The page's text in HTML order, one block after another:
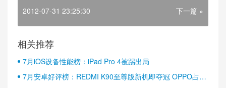
2012-07-31 23:25:30 下一篇 »
相关推荐
7月iOS设备性能榜：iPad Pro 4被踢出局
7月安卓好评榜：REDMI K90至尊版新机即夺冠 OPPO占据